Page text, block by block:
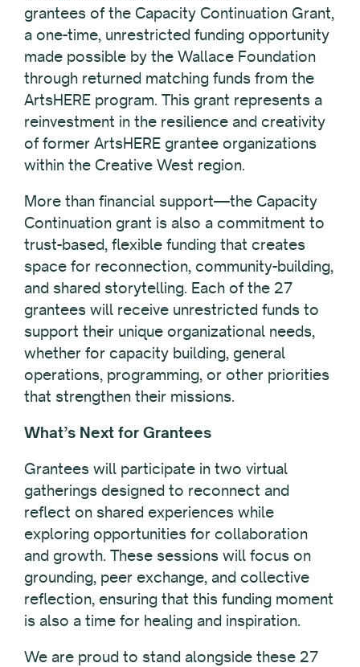
grantees of the Capacity Continuation Grant,
a one-time, unrestricted funding opportunity
made possible by the Wallace Foundation
through returned matching funds from the
ArtsHERE program. This grant represents a
reinvestment in the resilience and creativity
of former ArtsHERE grantee organizations
within the Creative West region.
More than financial support—the Capacity
Continuation grant is also a commitment to
trust-based, flexible funding that creates
space for reconnection, community-building,
and shared storytelling. Each of the 27
grantees will receive unrestricted funds to
support their unique organizational needs,
whether for capacity building, general
operations, programming, or other priorities
that strengthen their missions.
What’s Next for Grantees
Grantees will participate in two virtual
gatherings designed to reconnect and
reflect on shared experiences while
exploring opportunities for collaboration
and growth. These sessions will focus on
grounding, peer exchange, and collective
reflection, ensuring that this funding moment
is also a time for healing and inspiration.
We are proud to stand alongside these 27